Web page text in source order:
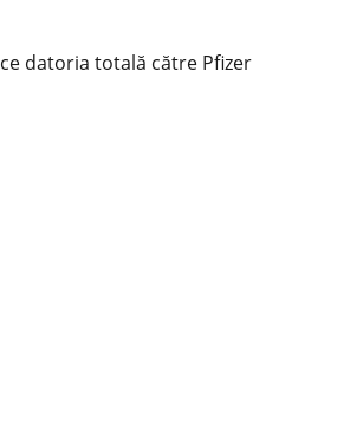
datoria totală către Pfizer